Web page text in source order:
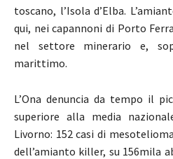
toscano, l’Isola d’Elba.
qui, nei capannoni di Porto
nel settore minerario e,
marittimo.
L’Ona denuncia da tempo il
superiore alla media
Livorno: 152 casi di
dell’amianto killer, su 156mila